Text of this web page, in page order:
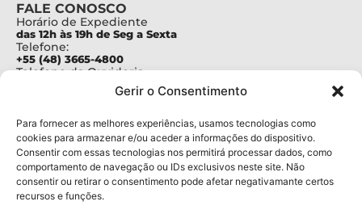
Gerir o Consentimento
Para fornecer as melhores experiências, usamos tecnologias como
cookies para armazenar e/ou aceder a informações do dispositivo.
Consentir com essas tecnologias nos permitirá processar dados, como
comportamento de navegação ou IDs exclusivos neste site. Não
consentir ou retirar o consentimento pode afetar negativamante certos
recursos e funções.
FALE CONOSCO
Horário de Expediente
das 12h às 19h de Seg a Sexta
Telefone:
+55 (48) 3665-4800
Telefone da Ouvidoria
Para assuntos relacionados à Pesquisa
pesquisa@fapesc.sc.gov.br
Para assuntos relacionados à Inovação
inovacao@fapesc.sc.gov.br
Para assuntos relacionados à Bolsas
bolsas@fapesc.sc.gov.br
Para assuntos relacionados à Prestação de Contas